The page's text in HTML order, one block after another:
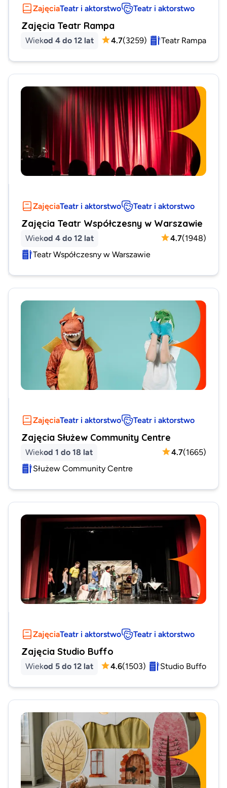
ZajęciaTeatr i aktorstwo Teatr i aktorstwo
Zajęcia Teatr Rampa
Wiekod 4 do 12 lat 4.7(3259) Teatr Rampa
ZajęciaTeatr i aktorstwo Teatr i aktorstwo
Zajęcia Teatr Współczesny w Warszawie
Wiekod 4 do 12 lat 4.7(1948)
Teatr Współczesny w Warszawie
ZajęciaTeatr i aktorstwo Teatr i aktorstwo
Zajęcia Służew Community Centre
Wiekod 1 do 18 lat 4.7(1665)
Służew Community Centre
ZajęciaTeatr i aktorstwo Teatr i aktorstwo
Zajęcia Studio Buffo
Wiekod 5 do 12 lat 4.6(1503) Studio Buffo